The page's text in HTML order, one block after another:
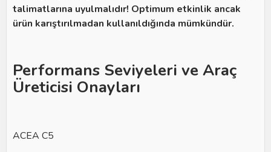
talimatlarına uyulmalıdır! Optimum etkinlik ancak
ürün karıştırılmadan kullanıldığında mümkündür.
Performans Seviyeleri ve Araç
Üreticisi Onayları
ACEA C5